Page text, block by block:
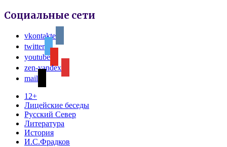
Социальные сети
vkontakte
twitter
youtube
zen-yandex
mail
12+
Лицейские беседы
Русский Север
Литература
История
И.С.Фрадков